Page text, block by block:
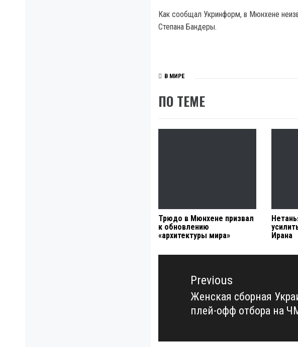
Как сообщал Укринформ, в Мюнхене
Степана Бандеры.
В МИРЕ
ПО ТЕМЕ
Трюдо в Мюнхене призвал
к обновлению
«архитектуры мира»
Ирана
Навигация
записямPrevious
Previous
post:
Женская сборная
плей-офф отбора на